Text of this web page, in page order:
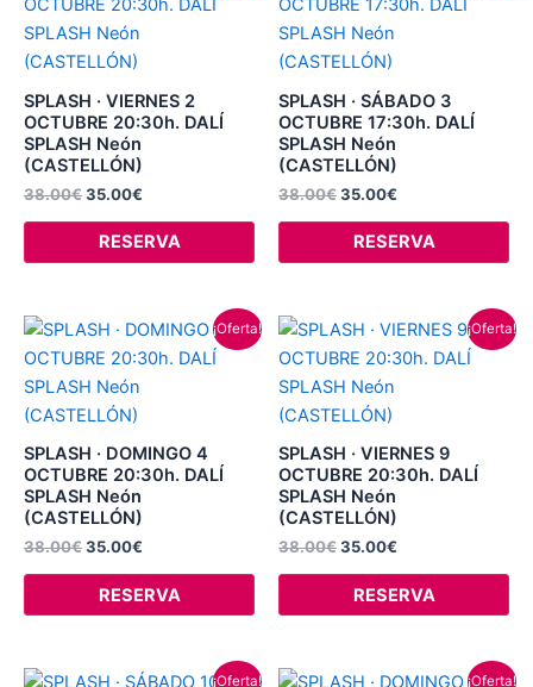
SPLASH · VIERNES 2
OCTUBRE 20:30h. DALÍ
SPLASH Neón
(CASTELLÓN)
38.00€
original
era:
38.00€.
35.00€
actual
RESERVA
SPLASH · SÁBADO 3
OCTUBRE 17:30h. DALÍ
SPLASH Neón
(CASTELLÓN)
38.00€
original
era:
38.00€.
35.00€
actual
RESERVA
¡Oferta!
SPLASH · DOMINGO 4
OCTUBRE 20:30h. DALÍ
SPLASH Neón
(CASTELLÓN)
38.00€
El
precio
original
era:
38.00€.
35.00€
El
precio
actual
RESERVA
¡Oferta!
SPLASH · VIERNES 9
OCTUBRE 20:30h. DALÍ
SPLASH Neón
(CASTELLÓN)
38.00€
El
precio
original
era:
38.00€.
35.00€
El
actual
RESERVA
¡Oferta!
El
El
¡Oferta!
El
El